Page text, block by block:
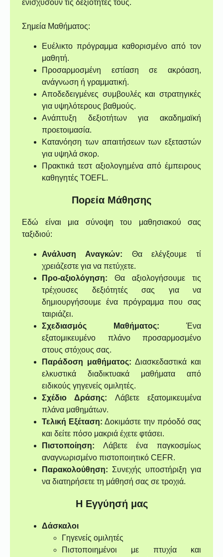
ενισχύσουν τις δεξιότητές τους.
Σημεία Μαθήματος:
Ευέλικτο πρόγραμμα καθορισμένο από τον
μαθητή.
Προσαρμοσμένη εστίαση σε ακρόαση,
ανάγνωση ή γραμματική.
Αποδεδειγμένες συμβουλές και στρατηγικές
για υψηλότερους βαθμούς.
Ανάπτυξη δεξιοτήτων για ακαδημαϊκή
προετοιμασία.
Κατανόηση των απαιτήσεων των εξεταστών
για υψηλά σκορ.
Πρακτικά τεστ αξιολογημένα από έμπειρους
καθηγητές TOEFL.
Πορεία Μάθησης
Εδώ είναι μια σύνοψη του μαθησιακού σας
ταξιδιού:
Ανάλυση Αναγκών: Θα ελέγξουμε τί
χρειάζεστε για να πετύχετε.
Προ-αξιολόγηση: Θα αξιολογήσουμε τις
τρέχουσες δεξιότητές σας για να
δημιουργήσουμε ένα πρόγραμμα που σας
ταιριάζει.
Σχεδιασμός Μαθήματος: Ένα
εξατομικευμένο πλάνο προσαρμοσμένο
στους στόχους σας.
Παράδοση μαθήματος: Διασκεδαστικά και
ελκυστικά διαδικτυακά μαθήματα από
ειδικούς γηγενείς ομιλητές.
Σχέδιο Δράσης: Λάβετε εξατομικευμένα
πλάνα μαθημάτων.
Τελική Εξέταση: Δοκιμάστε την πρόοδό σας
και δείτε πόσο μακριά έχετε φτάσει.
Πιστοποίηση: Λάβετε ένα παγκοσμίως
αναγνωρισμένο πιστοποιητικό CEFR.
Παρακολούθηση: Συνεχής υποστήριξη για
να διατηρήσετε τη μάθησή σας σε τροχιά.
Η Εγγύησή μας
Δάσκαλοι
Γηγενείς ομιλητές
Πιστοποιημένοι με πτυχία και